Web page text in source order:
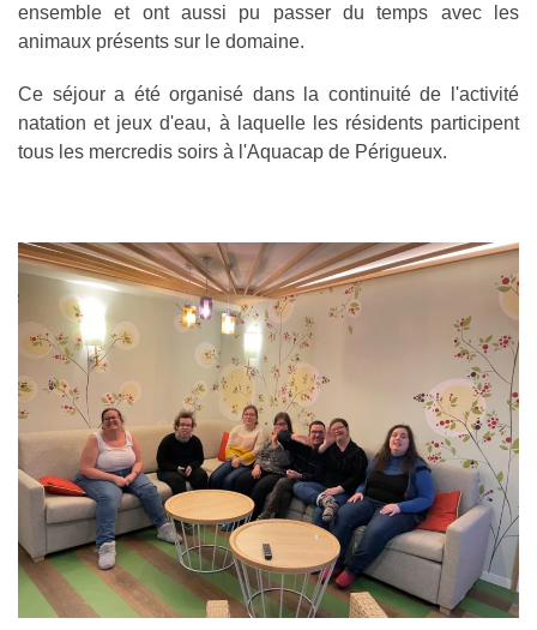
ensemble et ont aussi pu passer du temps avec les
animaux présents sur le domaine.
Ce séjour a été organisé dans la continuité de l'activité
natation et jeux d'eau, à laquelle les résidents participent
tous les mercredis soirs à l'Aquacap de Périgueux.